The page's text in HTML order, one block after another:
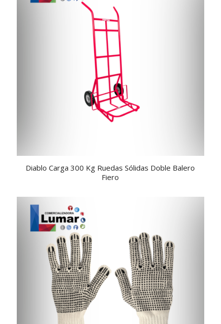
Diablo Carga 300 Kg Ruedas Sólidas Doble Balero
Fiero